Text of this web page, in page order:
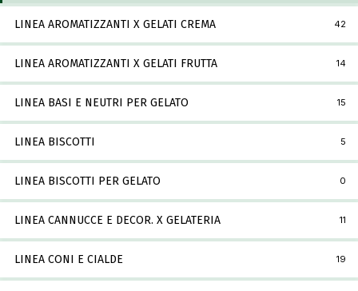
LINEA AROMATIZZANTI X GELATI CREMA 42
LINEA AROMATIZZANTI X GELATI FRUTTA 14
LINEA BASI E NEUTRI PER GELATO 15
LINEA BISCOTTI 5
LINEA BISCOTTI PER GELATO 0
LINEA CANNUCCE E DECOR. X GELATERIA 11
LINEA CONI E CIALDE 19